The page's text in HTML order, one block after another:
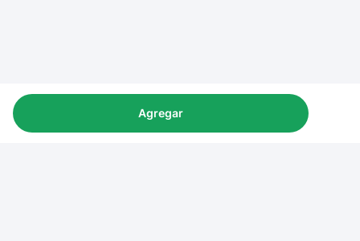
Agregar